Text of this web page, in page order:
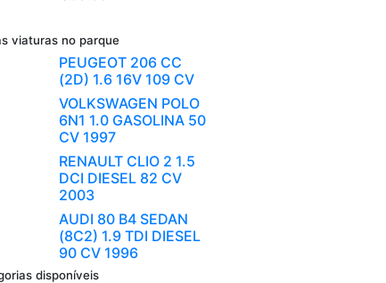
viaturas no parque
PEUGEOT 206 CC
(2D) 1.6 16V 109 CV
VOLKSWAGEN POLO
6N1 1.0 GASOLINA 50
CV 1997
RENAULT CLIO 2 1.5
DCI DIESEL 82 CV
2003
AUDI 80 B4 SEDAN
(8C2) 1.9 TDI DIESEL
90 CV 1996
disponíveis